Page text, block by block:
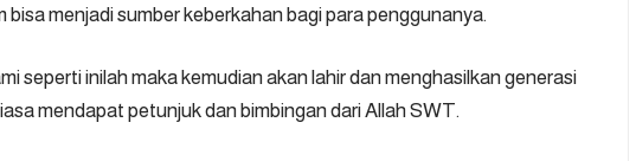
menjadi sumber keberkahan bagi para penggunanya.
seperti inilah maka kemudian akan lahir dan menghasilkan generasi
mendapat petunjuk dan bimbingan dari Allah SWT.